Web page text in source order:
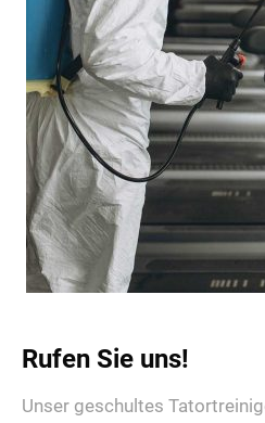
Rufen Sie uns!
Unser geschultes